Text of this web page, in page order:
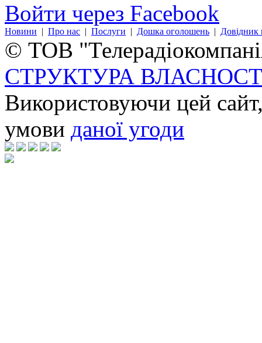
Войти через Facebook
Новини | Про нас | Послуги | Дошка оголошень | Довідник
© ТОВ
СТРУКТУРА
Використовуючи цей
умови даної угоди